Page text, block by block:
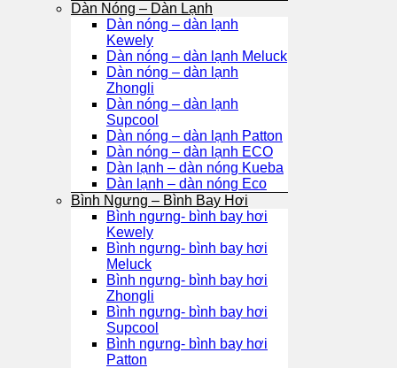
Dàn Nóng – Dàn Lạnh
Dàn nóng – dàn lạnh
Kewely
Dàn nóng – dàn lạnh Meluck
Dàn nóng – dàn lạnh
Zhongli
Dàn nóng – dàn lạnh
Supcool
Dàn nóng – dàn lạnh Patton
Dàn nóng – dàn lạnh ECO
Dàn lạnh – dàn nóng Kueba
Dàn lạnh – dàn nóng Eco
Bình Ngưng – Bình Bay Hơi
Bình ngưng- bình bay hơi
Kewely
Bình ngưng- bình bay hơi
Meluck
Bình ngưng- bình bay hơi
Zhongli
Bình ngưng- bình bay hơi
Supcool
Bình ngưng- bình bay hơi
Patton